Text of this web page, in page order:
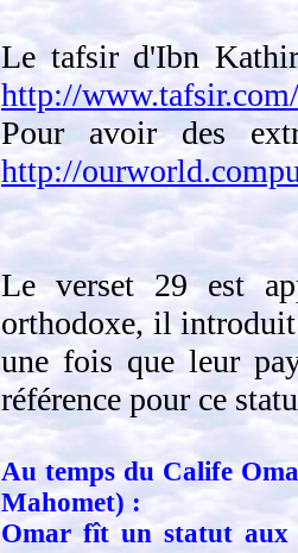
Le tafsir d'Ibn Kathir
http://
Pour avoir des
http://
Le verset 29 est
orthodoxe, il
une fois que leur
référence pour ce
Au temps du Calife
Mahomet) :
Omar fît un statut aux